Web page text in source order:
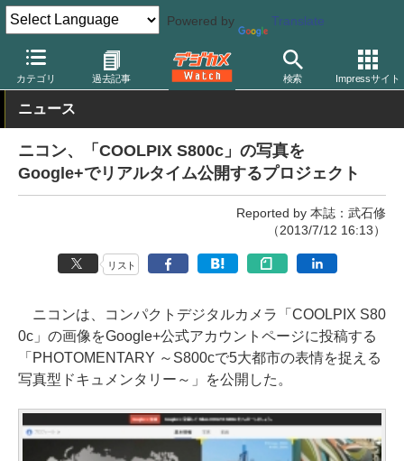
Powered by Translate
カテゴリ 過去記事 検索 Impressサイト
デジカメ Watch カメラ レンズ一体型（コンパクト）カメラ ニ
ニュース
ニコン、「COOLPIX S800c」の写真を
Google+でリアルタイム公開するプロジェクト
Reported by 本誌：武石修
（2013/7/12 16:13）
リスト
ニコンは、コンパクトデジタルカメラ「COOLPIX S80
0c」の画像をGoogle+公式アカウントページに投稿する
「PHOTOMENTARY ～S800cで5大都市の表情を捉える
写真型ドキュメンタリー～」を公開した。